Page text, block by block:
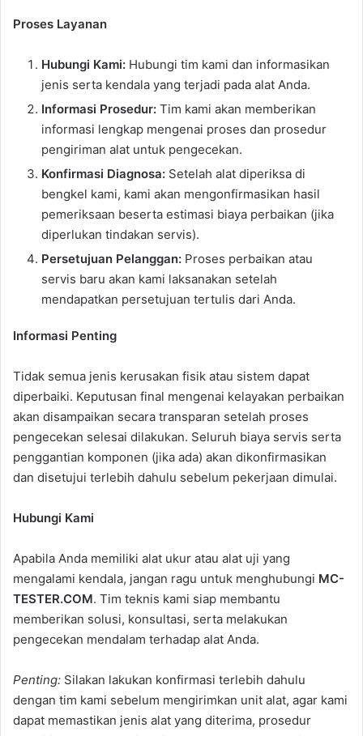
Proses Layanan
Hubungi Kami: Hubungi tim kami dan informasikan
jenis serta kendala yang terjadi pada alat Anda.
Informasi Prosedur: Tim kami akan memberikan
informasi lengkap mengenai proses dan prosedur
pengiriman alat untuk pengecekan.
Konfirmasi Diagnosa: Setelah alat diperiksa di
bengkel kami, kami akan mengonfirmasikan hasil
pemeriksaan beserta estimasi biaya perbaikan (jika
diperlukan tindakan servis).
Persetujuan Pelanggan: Proses perbaikan atau
servis baru akan kami laksanakan setelah
mendapatkan persetujuan tertulis dari Anda.
Informasi Penting
Tidak semua jenis kerusakan fisik atau sistem dapat
diperbaiki. Keputusan final mengenai kelayakan perbaikan
akan disampaikan secara transparan setelah proses
pengecekan selesai dilakukan. Seluruh biaya servis serta
penggantian komponen (jika ada) akan dikonfirmasikan
dan disetujui terlebih dahulu sebelum pekerjaan dimulai.
Hubungi Kami
Apabila Anda memiliki alat ukur atau alat uji yang
mengalami kendala, jangan ragu untuk menghubungi MC-
TESTER.COM. Tim teknis kami siap membantu
memberikan solusi, konsultasi, serta melakukan
pengecekan mendalam terhadap alat Anda.
Penting: Silakan lakukan konfirmasi terlebih dahulu
dengan tim kami sebelum mengirimkan unit alat, agar kami
dapat memastikan jenis alat yang diterima, prosedur